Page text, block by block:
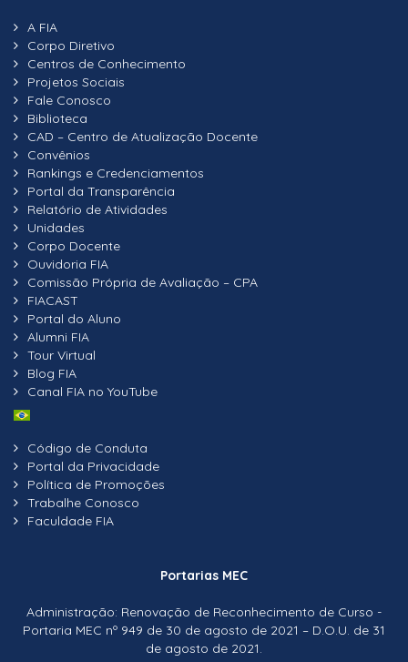
A FIA
Corpo Diretivo
Centros de Conhecimento
Projetos Sociais
Fale Conosco
Biblioteca
CAD – Centro de Atualização Docente
Convênios
Rankings e Credenciamentos
Portal da Transparência
Relatório de Atividades
Unidades
Corpo Docente
Ouvidoria FIA
Comissão Própria de Avaliação – CPA
FIACAST
Portal do Aluno
Alumni FIA
Tour Virtual
Blog FIA
Canal FIA no YouTube
Código de Conduta
Portal da Privacidade
Política de Promoções
Trabalhe Conosco
Faculdade FIA
Portarias MEC
Administração: Renovação de Reconhecimento de Curso -
Portaria MEC nº 949 de 30 de agosto de 2021 – D.O.U. de 31
de agosto de 2021.